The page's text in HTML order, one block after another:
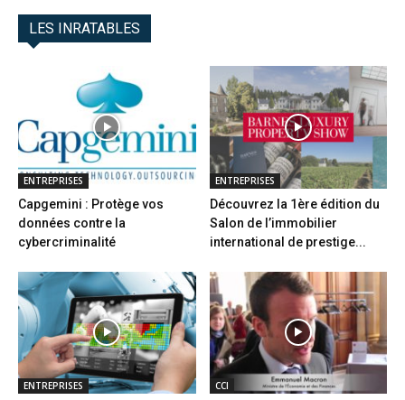
LES INRATABLES
ENTREPRISES
Capgemini : Protège vos
données contre la
cybercriminalité
ENTREPRISES
Découvrez la 1ère édition du
Salon de l’immobilier
international de prestige...
ENTREPRISES CCI